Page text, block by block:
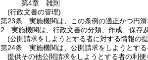
第4章
雑則
(行政文書の管理)
第23条
実施機関は、この条例の適正かつ円
2
実施機関は、行政文書の分類、作成、保存
(公開請求をしようとする者に対する情報の
第24条
実施機関は、公開請求をしようとす
提供その他公開請求をしようとする者の利